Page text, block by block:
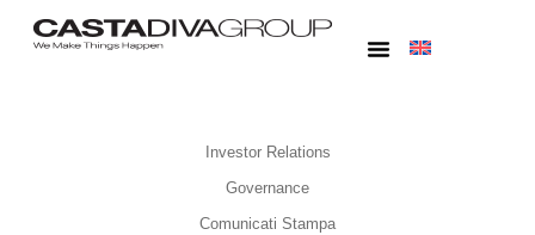
Investor Relations
Governance
Comunicati Stampa